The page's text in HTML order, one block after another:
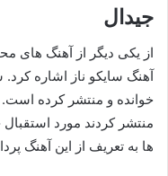
جیدال
از یکی دیگر از آهنگ‌ های
آهنگ سایکو ناز اشاره
خوانده و منتشر کرده
منتشر کردند مورد
ها به تعریف از این آهنگ